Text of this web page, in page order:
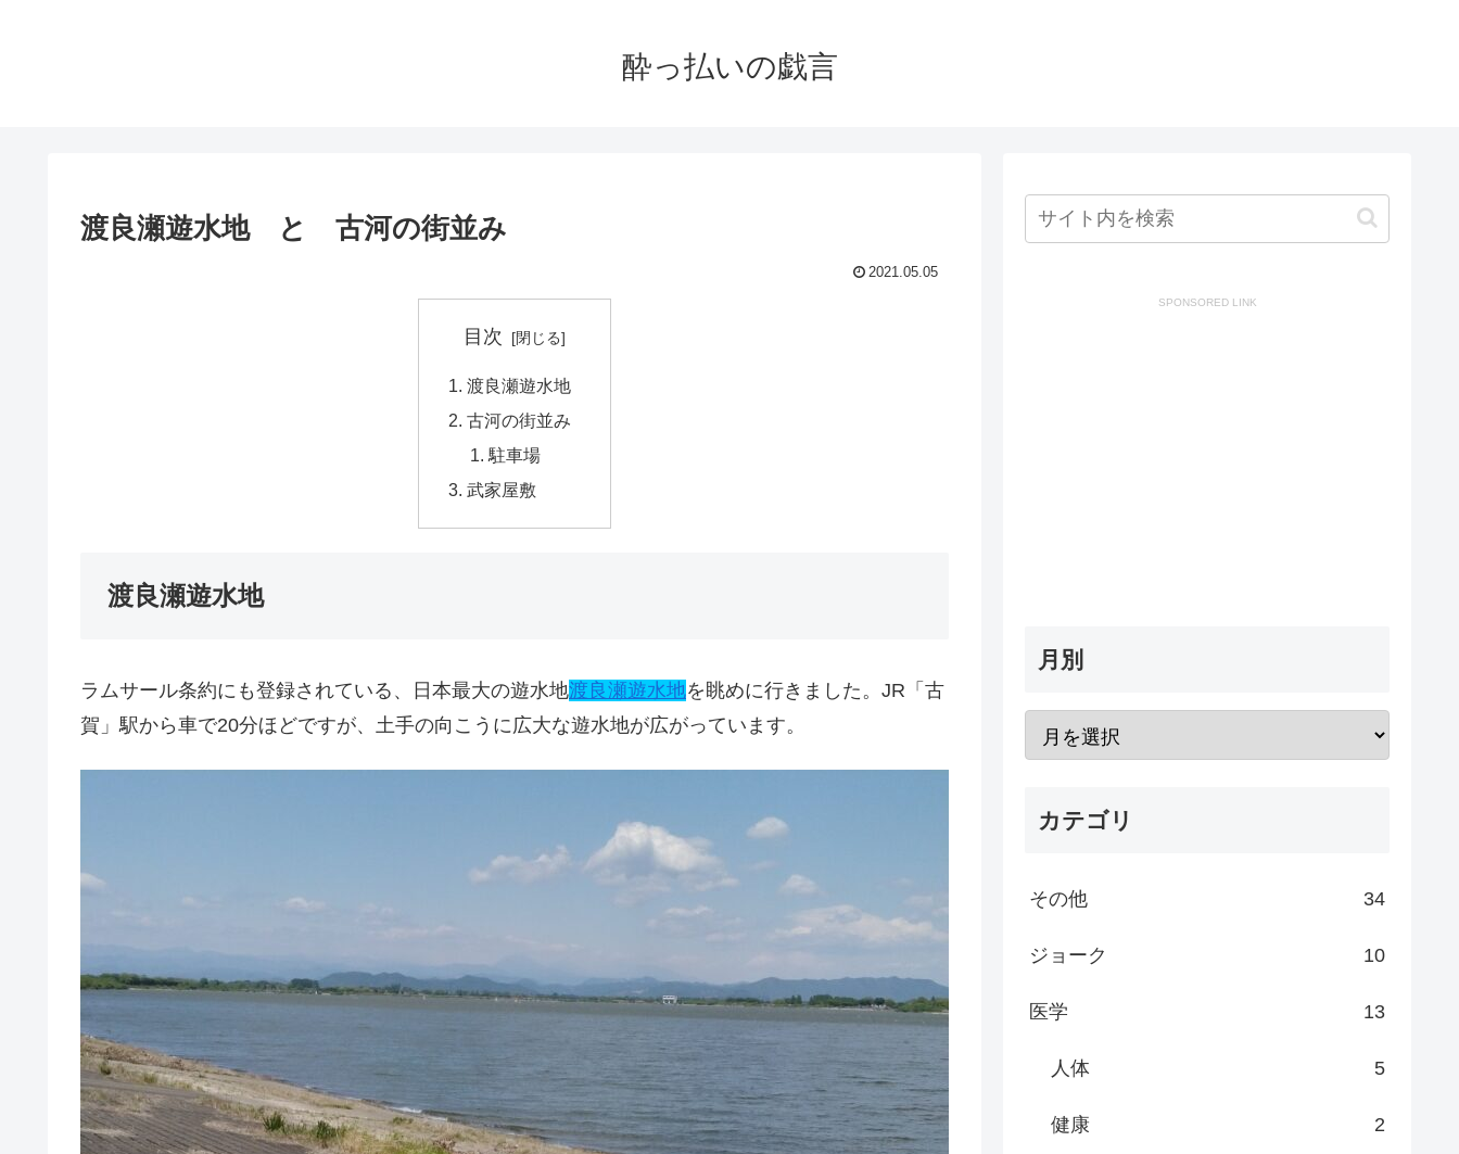
酔っ払いの戯言
渡良瀬遊水地 と 古河の街並み
2021.05.05
目次
渡良瀬遊水地
古河の街並み
駐車場
武家屋敷
渡良瀬遊水地
ラムサール条約にも登録されている、日本最大の遊水地渡良瀬遊水地を眺めに行きました。JR「古
賀」駅から車で20分ほどですが、土手の向こうに広大な遊水地が広がっています。
SPONSORED LINK
月別
カテゴリ
その他 34
ジョーク 10
医学 13
人体 5
健康 2